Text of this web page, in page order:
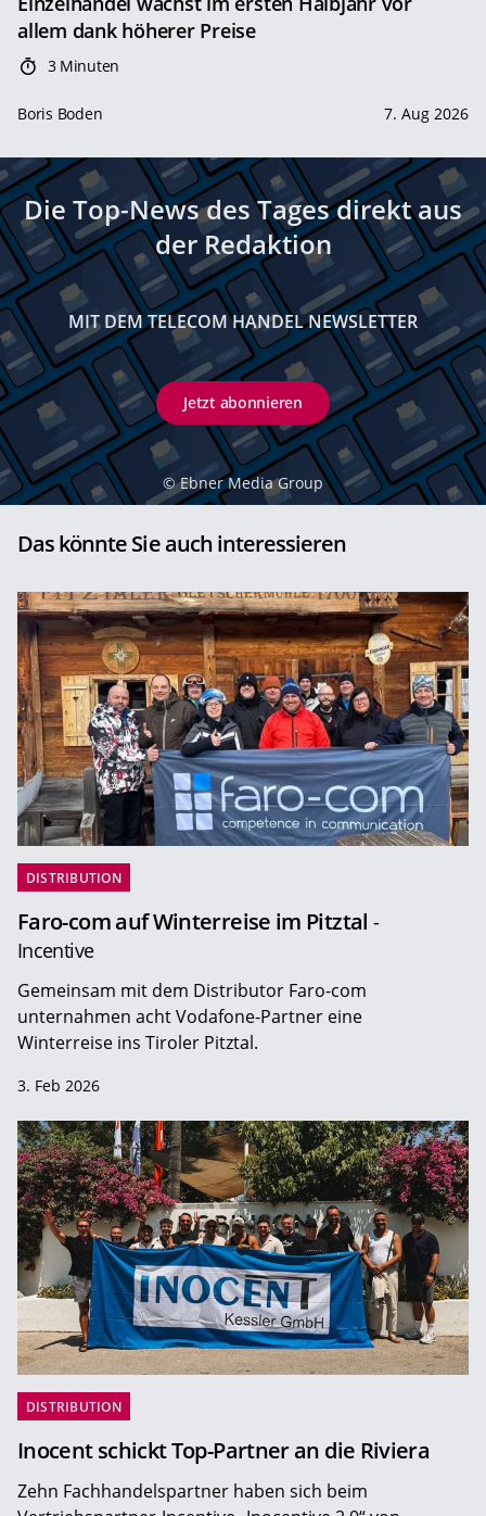
allem dank höherer Preise
3 Minuten
Boris Boden 7. Aug 2026
Die Top-News des Tages direkt aus
der Redaktion
MIT DEM TELECOM HANDEL NEWSLETTER
Jetzt abonnieren
© Ebner Media Group
Das könnte Sie auch interessieren
DISTRIBUTION
Faro-com auf Winterreise im Pitztal -
Incentive
Gemeinsam mit dem Distributor Faro-com
unternahmen acht Vodafone-Partner eine
Winterreise ins Tiroler Pitztal.
3. Feb 2026
DISTRIBUTION
Inocent schickt Top-Partner an die Riviera
Zehn Fachhandelspartner haben sich beim